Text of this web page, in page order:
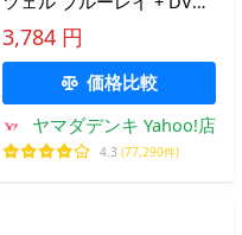
セット(Blu-ray Disc+DVD)
3,784 円
価格比較
ヤマダデンキ Yahoo!店
4.3 (77,290件)